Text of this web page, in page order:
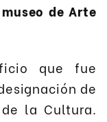
museo de Arte
que fue
de
la Cultura.